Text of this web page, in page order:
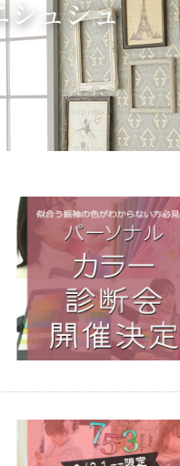
シュシュ